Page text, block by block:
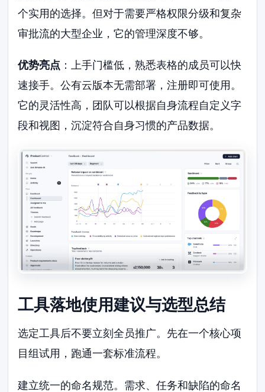
个实用的选择。但对于需要严格权限分级和复杂
审批流的大型企业，它的管理深度不够。
优势亮点 ：上手门槛低，熟悉表格的成员可以快
速接手。公有云版本无需部署，注册即可使用。
它的灵活性高，团队可以根据自身流程自定义字
段和视图，沉淀符合自身习惯的产品数据。
工具落地使用建议与选型总结
选定工具后不要立刻全员推广。先在一个核心项
目组试用，跑通一套标准流程。
建立统一的命名规范。需求、任务和缺陷的命名